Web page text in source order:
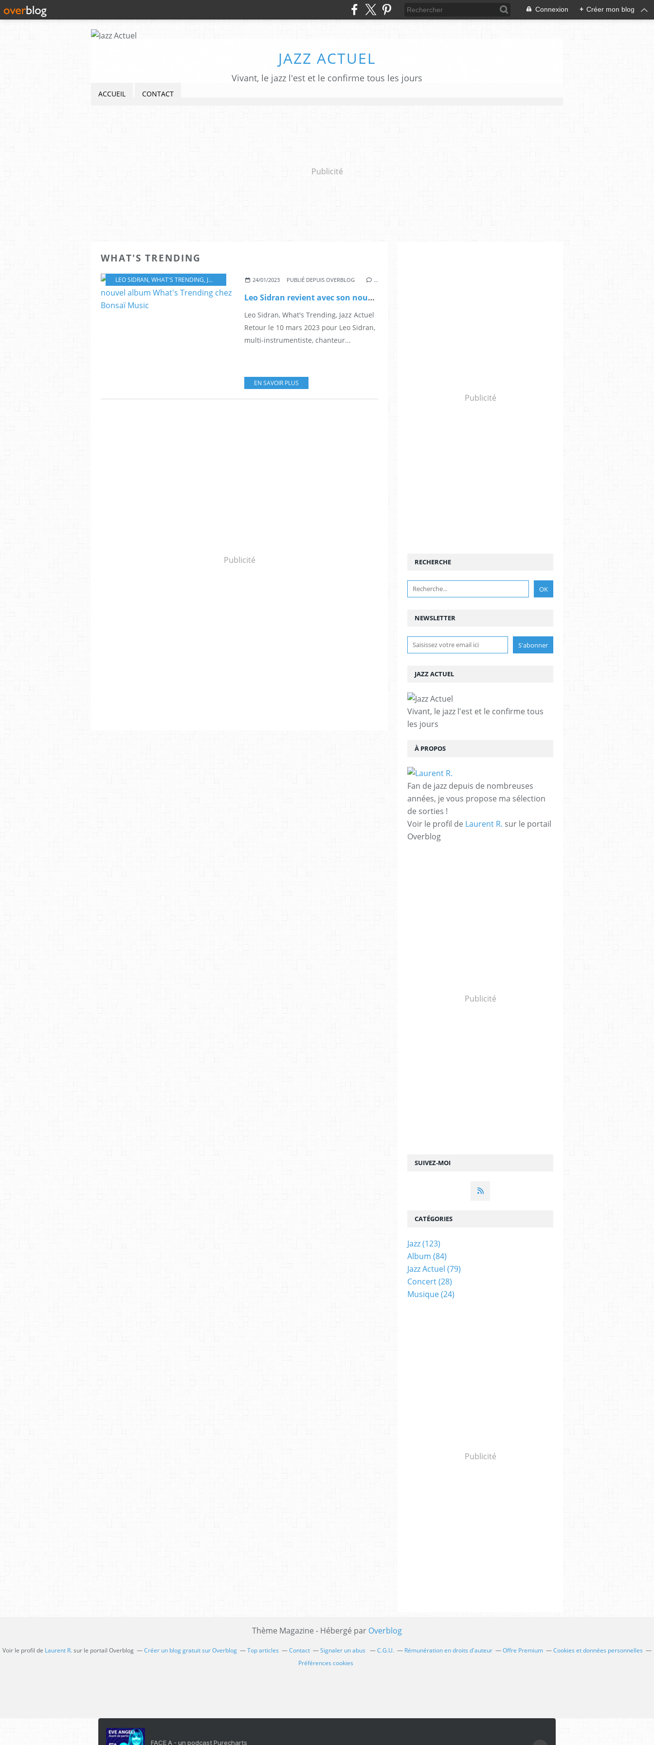
Connexion + Créer mon blog
JAZZ ACTUEL
Vivant, le jazz l'est et le confirme tous les jours
ACCUEIL CONTACT
Publicité
WHAT'S TRENDING
LEO SIDRAN, WHAT'S TRENDING, JAZZ ALBUM,THERE WAS A FIRE,JAZZ ACTUEL, BONSAI MUSIC
24/01/2023 PUBLIÉ DEPUIS OVERBLOG …
Leo Sidran revient avec son nouvel album What's Trending chez Bonsaï Music
Leo Sidran, What's Trending, Jazz Actuel
Retour le 10 mars 2023 pour Leo Sidran,
multi-instrumentiste, chanteur...
EN SAVOIR PLUS
Publicité
Publicité
NEWSLETTER
SUIVEZ-MOI
RECHERCHE
JAZZ ACTUEL
Vivant, le jazz l'est et le confirme tous
les jours
À PROPOS
Fan de jazz depuis de nombreuses
années, je vous propose ma sélection
de sorties !
Voir le profil de Laurent R. sur le portail
Overblog
Publicité
CATÉGORIES
Jazz(123)
Album (84)
Jazz Actuel (79)
Concert(28)
Musique(24)
Publicité
Thème Magazine - Hébergé par Overblog
Voir le profil de Laurent R.sur le portail Overblog Créer un blog gratuit sur Overblog Top articles Contact Signaler un abus C.G.U. Rémunération en droits d'auteur Offre Premium
Cookies et données personnelles
Préférences cookies
FACE A - un podcast Purecharts